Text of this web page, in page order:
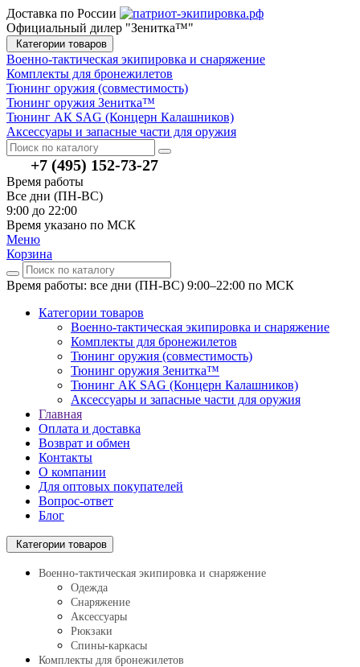
Доставка по России
Официальный дилер "Зенитка™"
Категории товаров
Военно-тактическая экипировка и снаряжение
Комплекты для бронежилетов
Тюнинг оружия (совместимость)
Тюнинг оружия Зенитка™
Тюнинг АК SAG (Концерн Калашников)
Аксессуары и запасные части для оружия
+7 (495) 152-73-27
Время работы
Все дни (ПН-ВС)
9:00 до 22:00
Время указано по МСК
Меню
Корзина
Время работы: все дни (ПН-ВС) 9:00–22:00 по МСК
Категории товаров
Военно-тактическая экипировка и снаряжение
Комплекты для бронежилетов
Тюнинг оружия (совместимость)
Тюнинг оружия Зенитка™
Тюнинг АК SAG (Концерн Калашников)
Аксессуары и запасные части для оружия
Главная
Оплата и доставка
Возврат и обмен
Контакты
О компании
Для оптовых покупателей
Вопрос-ответ
Блог
Категории товаров
Военно-тактическая экипировка и снаряжение
Одежда
Снаряжение
Аксессуары
Рюкзаки
Спины-каркасы
Комплекты для бронежилетов